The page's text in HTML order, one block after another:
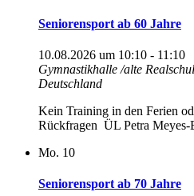
Seniorensport ab 60 Jahre
10.08.2026 um 10:10 - 11:10
Gymnastikhalle /alte
Deutschland
Kein Training in den Ferien
Rückfragen ÜL Petra Meyes-
Mo. 10
Seniorensport ab 70 Jahre